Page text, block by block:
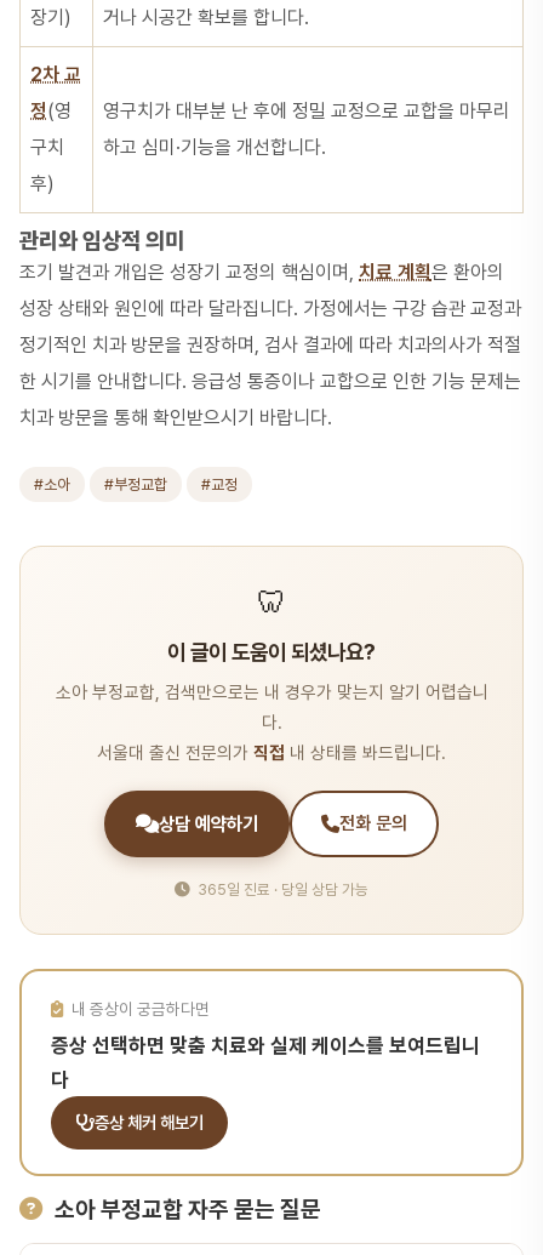
장기)
거나 시공간 확보를 합니다.
2차 교
정(영
구치
후)
영구치가 대부분 난 후에 정밀 교정으로 교합을 마무리
하고 심미·기능을 개선합니다.
관리와 임상적 의미
조기 발견과 개입은 성장기 교정의 핵심이며, 치료 계획은 환아의
성장 상태와 원인에 따라 달라집니다. 가정에서는 구강 습관 교정과
정기적인 치과 방문을 권장하며, 검사 결과에 따라 치과의사가 적절
한 시기를 안내합니다. 응급성 통증이나 교합으로 인한 기능 문제는
치과 방문을 통해 확인받으시기 바랍니다.
#소아 #부정교합 #교정
🦷
이 글이 도움이 되셨나요?
소아 부정교합, 검색만으로는 내 경우가 맞는지 알기 어렵습니
다.
서울대 출신 전문의가 직접 내 상태를 봐드립니다.
상담 예약하기 전화 문의
365일 진료 · 당일 상담 가능
내 증상이 궁금하다면
증상 선택하면 맞춤 치료와 실제 케이스를 보여드립니
다
증상 체커 해보기
소아 부정교합 자주 묻는 질문